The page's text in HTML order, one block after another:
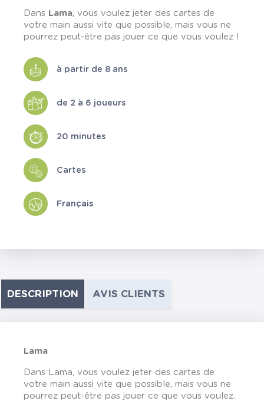
Dans Lama, vous voulez jeter des cartes de
votre main aussi vite que possible, mais vous ne
pourrez peut-être pas jouer ce que vous voulez !
à partir de 8 ans
de 2 à 6 joueurs
20 minutes
Cartes
Français
DESCRIPTION AVIS CLIENTS
Lama
Dans Lama, vous voulez jeter des cartes de
votre main aussi vite que possible, mais vous ne
pourrez peut-être pas jouer ce que vous voulez.